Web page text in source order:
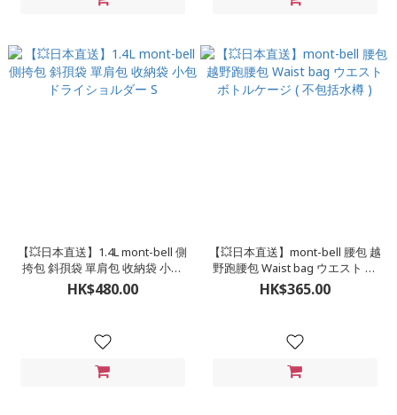
【💥日本直送】1.4L mont-bell 側
挎包 斜孭袋 單肩包 收納袋 小包
ドライショルダー S
HK$480.00
【💥日本直送】mont-bell 腰包 越
野跑腰包 Waist bag ウエスト ボ
トルケージ ( 不包括水樽 )
HK$365.00